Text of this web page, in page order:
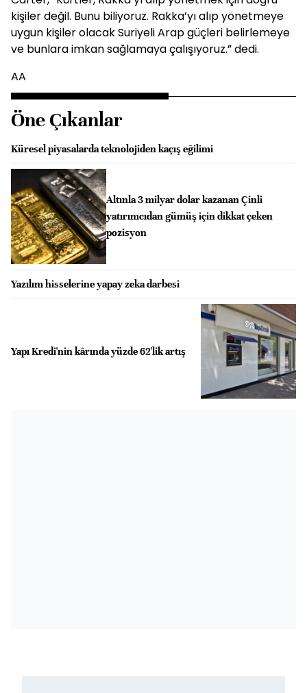
kişiler değil. Bunu biliyoruz. Rakka’yı alıp yönetmeye
uygun kişiler olacak Suriyeli Arap güçleri belirlemeye
ve bunlara imkan sağlamaya çalışıyoruz.” dedi.
AA
Öne Çıkanlar
Küresel piyasalarda teknolojiden kaçış eğilimi
Altınla 3 milyar dolar kazanan Çinli
yatırımcıdan gümüş için dikkat çeken
pozisyon
Yazılım hisselerine yapay zeka darbesi
Yapı Kredi'nin kârında yüzde 62'lik artış